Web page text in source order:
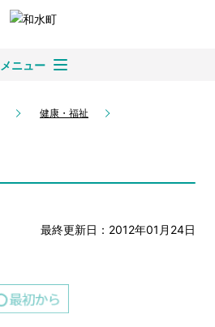
メニュー
健康・福祉
最終更新日：2012年01月24日